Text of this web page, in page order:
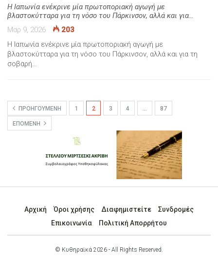
Η Ιαπωνία ενέκρινε μία πρωτοποριακή αγωγή με
βλαστοκύτταρα για τη νόσο του Πάρκινσον, αλλά και για…
Μαρ 9, 2026
203
Η Ιαπωνία ενέκρινε μία πρωτοποριακή αγωγή με
βλαστοκύτταρα για τη νόσο του Πάρκινσον, αλλά και για τη
σοβαρή…
ΠΡΟΗΓΟΎΜΕΝΗ 1 2 3 4 … 87
ΕΠΌΜΕΝΗ
Αρχική Όροι χρήσης Διαφημιστείτε
Συνδρομές
Επικοινωνία
Πολιτική Απορρήτου
© Κυθηραϊκά 2026 - All Rights Reserved.